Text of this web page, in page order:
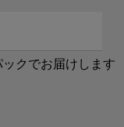
クでお届けします